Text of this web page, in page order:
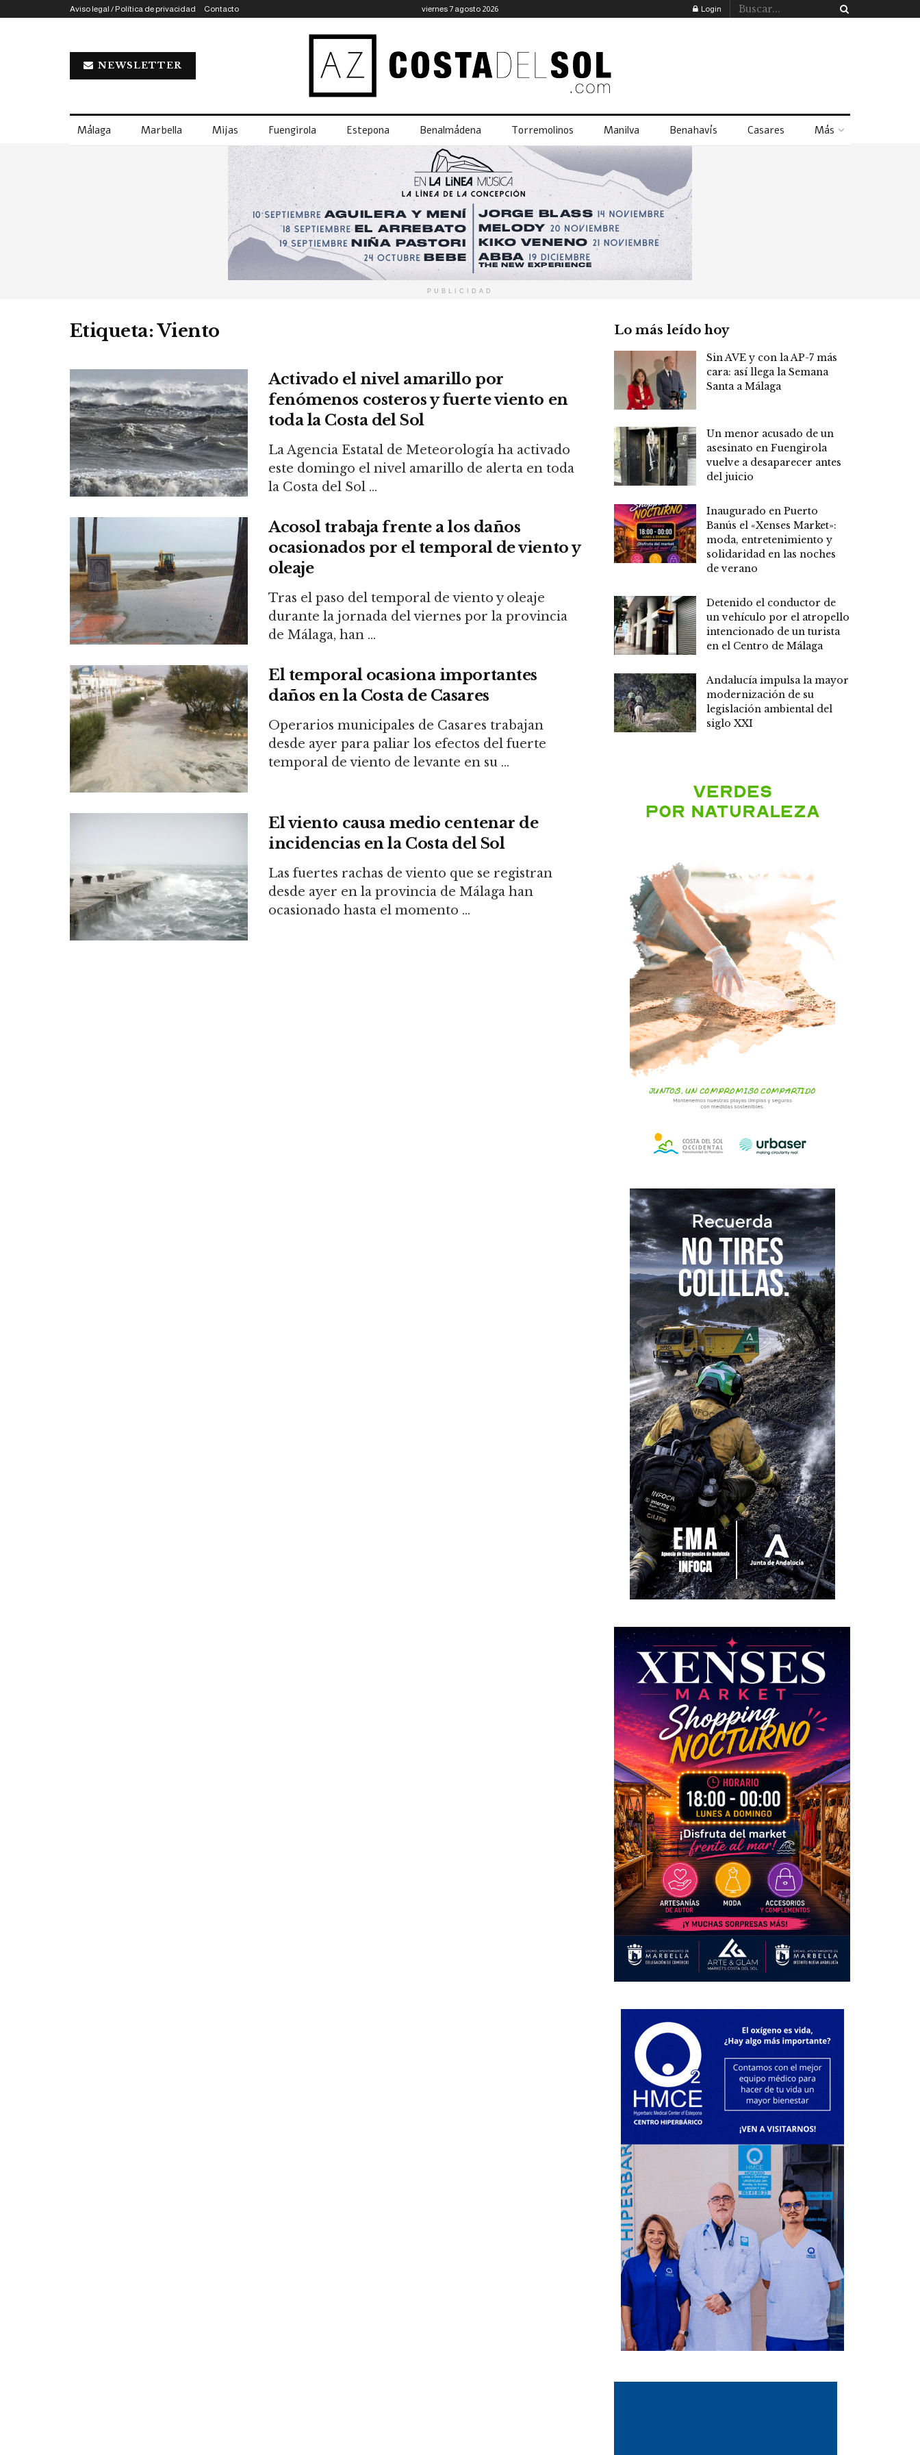
Aviso legal / Política de privacidad Contacto viernes 7 agosto 2026 Login
NEWSLETTER
Málaga Marbella Mijas Fuengirola Estepona Benalmádena Torremolinos Manilva Benahavís Casares Más
PUBLICIDAD
Etiqueta:Viento
Activado el nivel amarillo por
fenómenos costeros y fuerte viento en
toda la Costa del Sol
La Agencia Estatal de Meteorología ha activado
este domingo el nivel amarillo de alerta en toda
la Costa del Sol ...
Acosol trabaja frente a los daños
ocasionados por el temporal de viento y
oleaje
Tras el paso del temporal de viento y oleaje
durante la jornada del viernes por la provincia
de Málaga, han ...
El temporal ocasiona importantes
daños en la Costa de Casares
Operarios municipales de Casares trabajan
desde ayer para paliar los efectos del fuerte
temporal de viento de levante en su ...
El viento causa medio centenar de
incidencias en la Costa del Sol
Las fuertes rachas de viento que se registran
desde ayer en la provincia de Málaga han
ocasionado hasta el momento ...
Lo más leído hoy
Sin AVE y con la AP-7 más
cara: así llega la Semana
Santa a Málaga
Un menor acusado de un
asesinato en Fuengirola
vuelve a desaparecer antes
del juicio
Inaugurado en Puerto
Banús el «Xenses Market»:
moda, entretenimiento y
solidaridad en las noches
de verano
Detenido el conductor de
un vehículo por el atropello
intencionado de un turista
en el Centro de Málaga
Andalucía impulsa la mayor
modernización de su
legislación ambiental del
siglo XXI